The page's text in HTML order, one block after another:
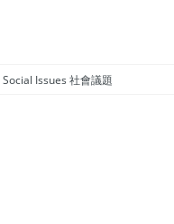
Social Issues 社會議題